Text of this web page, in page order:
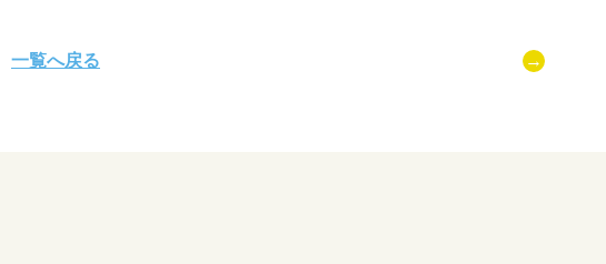
一覧へ戻る